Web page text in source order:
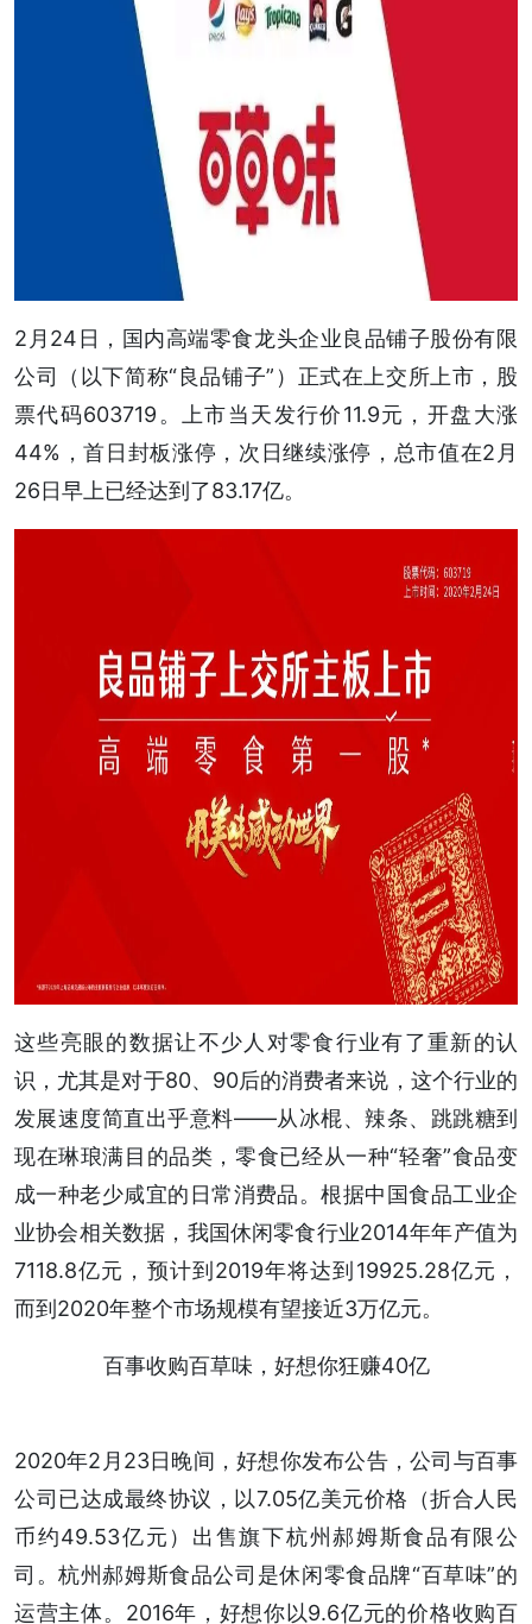
2月24日，国内高端零食龙头企业良品铺子股份有限
公司（以下简称“良品铺子”）正式在上交所上市，股
票代码603719。上市当天发行价11.9元，开盘大涨
44%，首日封板涨停，次日继续涨停，总市值在2月
26日早上已经达到了83.17亿。
这些亮眼的数据让不少人对零食行业有了重新的认
识，尤其是对于80、90后的消费者来说，这个行业的
发展速度简直出乎意料——从冰棍、辣条、跳跳糖到
现在琳琅满目的品类，零食已经从一种“轻奢”食品变
成一种老少咸宜的日常消费品。根据中国食品工业企
业协会相关数据，我国休闲零食行业2014年年产值为
7118.8亿元，预计到2019年将达到19925.28亿元，
而到2020年整个市场规模有望接近3万亿元。
百事收购百草味，好想你狂赚40亿
2020年2月23日晚间，好想你发布公告，公司与百事
公司已达成最终协议，以7.05亿美元价格（折合人民
币约49.53亿元）出售旗下杭州郝姆斯食品有限公
司。杭州郝姆斯食品公司是休闲零食品牌“百草味”的
运营主体。2016年，好想你以9.6亿元的价格收购百